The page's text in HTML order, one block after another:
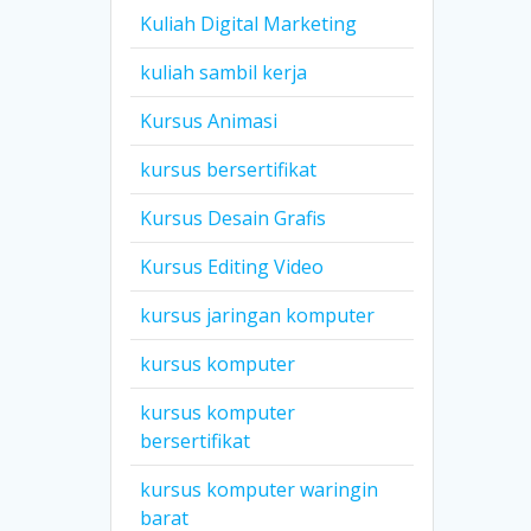
Kuliah Digital Marketing
kuliah sambil kerja
Kursus Animasi
kursus bersertifikat
Kursus Desain Grafis
Kursus Editing Video
kursus jaringan komputer
kursus komputer
kursus komputer
bersertifikat
kursus komputer waringin
barat